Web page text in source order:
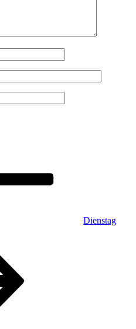
Dienstag